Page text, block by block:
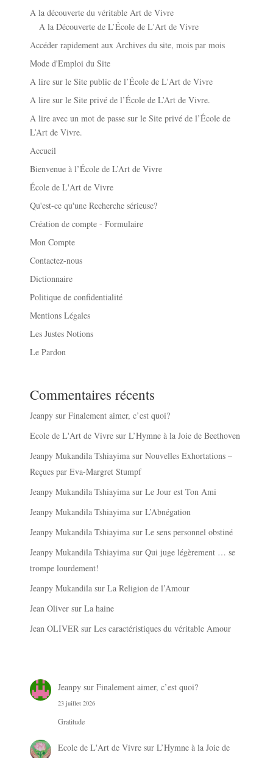
A la découverte du véritable Art de Vivre
A la Découverte de L’École de L'Art de Vivre
Accéder rapidement aux Archives du site, mois par mois
Mode d'Emploi du Site
A lire sur le Site public de l’École de L'Art de Vivre
A lire sur le Site privé de l’École de L’Art de Vivre.
A lire avec un mot de passe sur le Site privé de l’École de
L’Art de Vivre.
Accueil
Bienvenue à l’École de L’Art de Vivre
École de L'Art de Vivre
Qu'est-ce qu'une Recherche sérieuse?
Création de compte - Formulaire
Mon Compte
Contactez-nous
Dictionnaire
Politique de confidentialité
Mentions Légales
Les Justes Notions
Le Pardon
Commentaires récents
Jeanpy surFinalement aimer, c’est quoi?
Ecole de L'Art de Vivre surL’Hymne à la Joie de Beethoven
Jeanpy Mukandila Tshiayima surNouvelles Exhortations –
Reçues par Eva-Margret Stumpf
Jeanpy Mukandila Tshiayima surLe Jour est Ton Ami
Jeanpy Mukandila Tshiayima surL’Abnégation
Jeanpy Mukandila Tshiayima surLe sens personnel obstiné
Jeanpy Mukandila Tshiayima surQui juge légèrement … se
trompe lourdement!
Jeanpy Mukandila surLa Religion de l’Amour
Jean Oliver surLa haine
Jean OLIVER surLes caractéristiques du véritable Amour
Jeanpysur Finalement aimer, c’est quoi?
23 juillet 2026
Gratitude
Ecole de L'Art de Vivresur L’Hymne à la Joie de